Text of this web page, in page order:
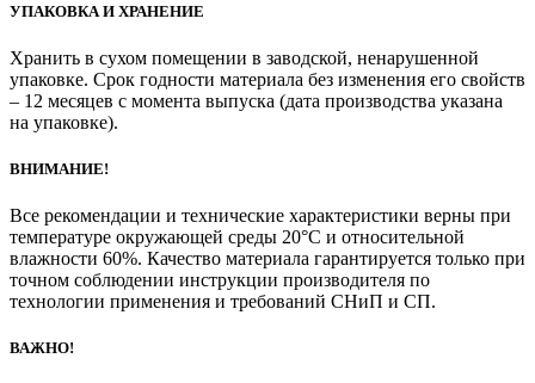
УПАКОВКА И ХРАНЕНИЕ
Хранить в сухом помещении в заводской, ненарушенной
упаковке. Срок годности материала без изменения его свойств
– 12 месяцев с момента выпуска (дата производства указана
на упаковке).
ВНИМАНИЕ!
Все рекомендации и технические характеристики верны при
температуре окружающей среды 20°С и относительной
влажности 60%. Качество материала гарантируется только при
точном соблюдении инструкции производителя по
технологии применения и требований СНиП и СП.
ВАЖНО!